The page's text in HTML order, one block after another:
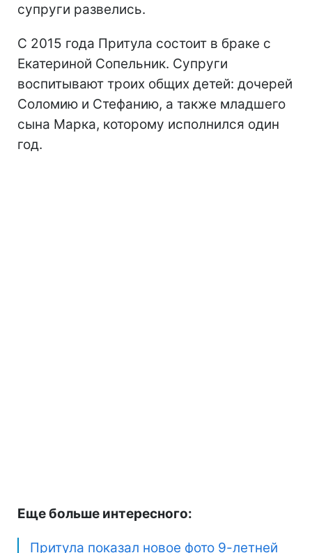
супруги развелись.
С 2015 года Притула состоит в браке с
Екатериной Сопельник. Супруги
воспитывают троих общих детей: дочерей
Соломию и Стефанию, а также младшего
сына Марка, которому исполнился один
год.
Еще больше интересного:
Притула показал новое фото 9-летней